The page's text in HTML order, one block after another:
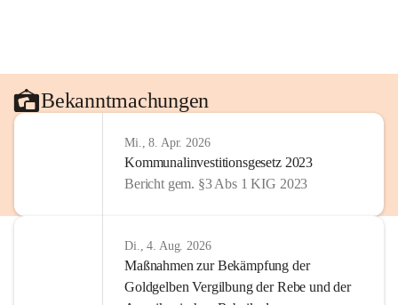
Bekanntmachungen
Mi., 8. Apr. 2026
Kommunalinvestitionsgesetz 2023
Bericht gem. §3 Abs 1 KIG 2023
Di., 4. Aug. 2026
Maßnahmen zur Bekämpfung der
Goldgelben Vergilbung der Rebe und der